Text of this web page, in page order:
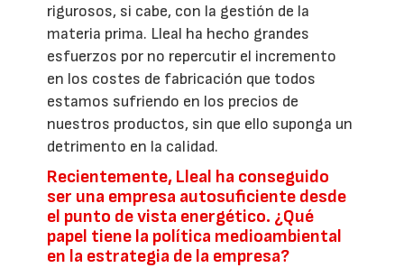
rigurosos, si cabe, con la gestión de la
materia prima. Lleal ha hecho grandes
esfuerzos por no repercutir el incremento
en los costes de fabricación que todos
estamos sufriendo en los precios de
nuestros productos, sin que ello suponga un
detrimento en la calidad.
Recientemente, Lleal ha conseguido
ser una empresa autosuficiente desde
el punto de vista energético. ¿Qué
papel tiene la política medioambiental
en la estrategia de la empresa?